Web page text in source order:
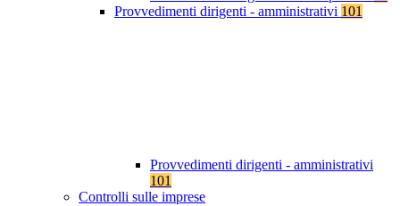
Provvedimenti dirigenti - amministrativi 101
Provvedimenti dirigenti - amministrativi
101
Controlli sulle imprese